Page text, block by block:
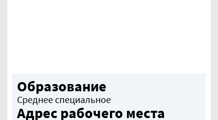
Образование
Среднее специальное
Адрес рабочего места